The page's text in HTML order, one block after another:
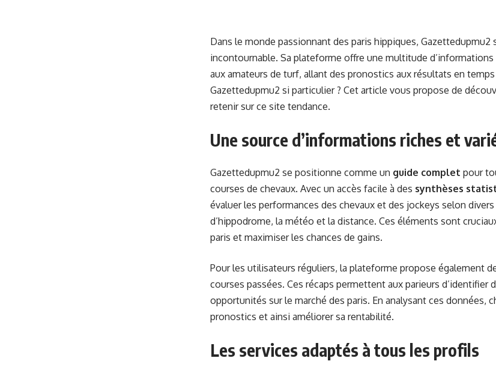
Dans le monde passionnant des paris hippiques, Gazettedupmu2
incontournable. Sa plateforme offre une multitude d’informations
aux amateurs de turf, allant des pronostics aux résultats en
Gazettedupmu2 si particulier ? Cet article vous propose de
retenir sur ce site tendance.
Une source d’informations riches et
Gazettedupmu2 se positionne comme un guide complet pour
courses de chevaux. Avec un accès facile à des synthèses
évaluer les performances des chevaux et des jockeys selon
d’hippodrome, la météo et la distance. Ces éléments sont
paris et maximiser les chances de gains.
Pour les utilisateurs réguliers, la plateforme propose également
courses passées. Ces récaps permettent aux parieurs d’identifier
opportunités sur le marché des paris. En analysant ces données,
pronostics et ainsi améliorer sa rentabilité.
Les services adaptés à tous les profils